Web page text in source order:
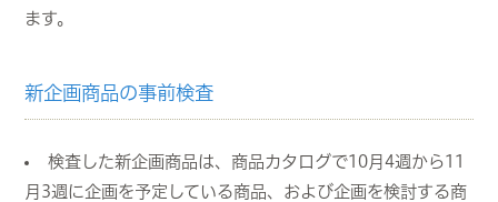
ます。
新企画商品の事前検査
検査した新企画商品は、商品カタログで10月4週から11
月3週に企画を予定している商品、および企画を検討する商